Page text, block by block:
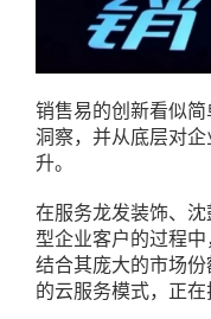
销售易的创新看似
洞察，并从底层对
升。
在服务龙发装饰、
型企业客户的过程
结合其庞大的市场
的云服务模式，正在